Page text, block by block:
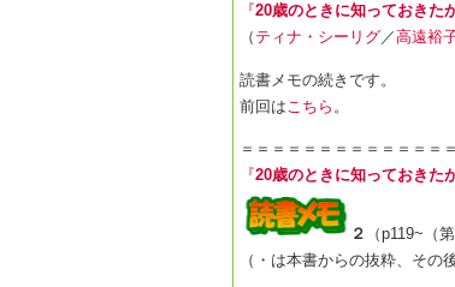
『20歳のときに知っておきた
（ ティナ・シーリグ／高遠裕
読書メモの続きです。
前回は こちら 。
＝＝＝＝＝＝＝＝＝＝＝＝＝
『20歳のときに知っておきた
２
（p119~（
（・は本書からの抜粋、その